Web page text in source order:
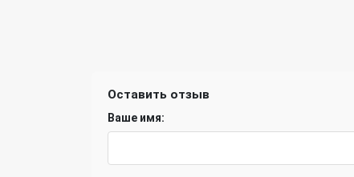
Оставить отзыв
Ваше имя: